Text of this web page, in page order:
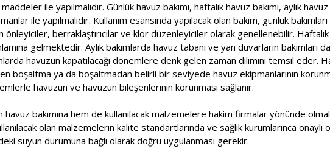
ile yapılmalıdır. Günlük havuz bakımı, haftalık havuz bakımı, aylık havuz
ile yapılmalıdır. Kullanım esansında yapılacak olan bakım, günlük
önleyiciler, berraklaştırıcılar ve klor düzenleyiciler olarak genellenebilir.
gelmektedir. Aylık bakımlarda havuz tabanı ve yan duvarların bakımları
havuzun kapatılacağı dönemlere denk gelen zaman dilimini temsil eder.
boşaltma ya da boşaltmadan belirli bir seviyede havuz ekipmanlarının
havuzun ve havuzun bileşenlerinin korunması sağlanır.
bakımına hem de kullanılacak malzemelere hakim firmalar yönünde
olan malzemelerin kalite standartlarında ve sağlık kurumlarınca onaylı
suyun durumuna bağlı olarak doğru uygulanması gerekir.